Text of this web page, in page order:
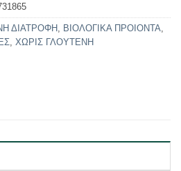
ΔΙΑΤΡΟΦΗ ΒΙΟΛΟΓΙΚΑ ΠΡΟΙΟΝΤΑ
ΧΩΡΙΣ ΓΛΟΥΤΕΝΗ